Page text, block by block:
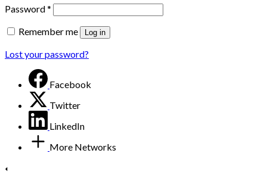
Password*
Remember me
Log in
Lost your password?
Facebook
Twitter
LinkedIn
More Networks